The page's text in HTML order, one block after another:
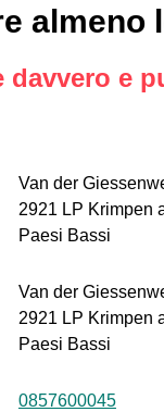
almeno
davvero e
Van der
2921 LP Krimpen
Paesi Bassi
Van der
2921 LP Krimpen
Paesi Bassi
0857600045